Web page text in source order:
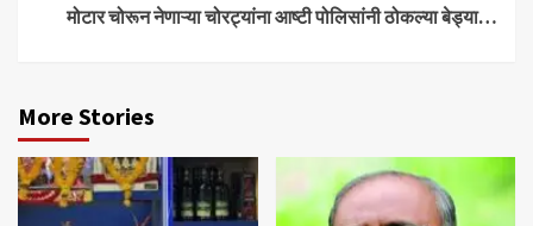
मोटार चोरून नेणाऱ्या चोरट्यांना आष्टी पोलिसांनी ठोकल्या बेड्या…
More Stories